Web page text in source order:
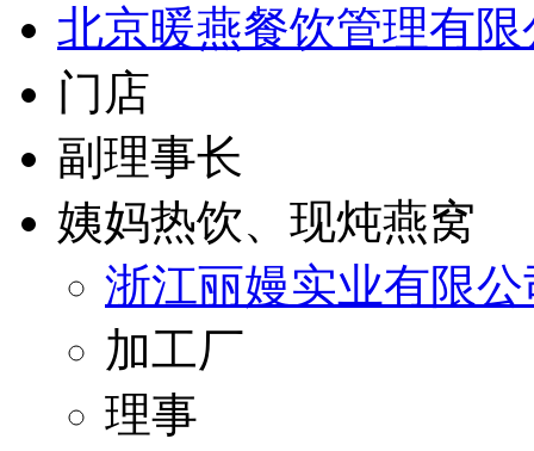
北京暖燕餐饮管理有限
门店
副理事长
姨妈热饮、现炖燕窝
浙江丽嫚实业有限公
加工厂
理事